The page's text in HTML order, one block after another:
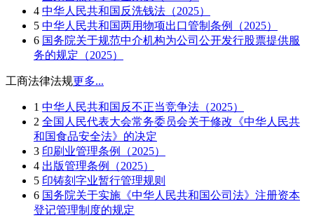
4 中华人民共和国反洗钱法（2025）
5 中华人民共和国两用物项出口管制条例（2025）
6 国务院关于规范中介机构为公司公开发行股票提供服
务的规定（2025）
工商法律法规更多...
1 中华人民共和国反不正当竞争法（2025）
2 全国人民代表大会常务委员会关于修改《中华人民共
和国食品安全法》的决定
3 印刷业管理条例（2025）
4 出版管理条例（2025）
5 印铸刻字业暂行管理规则
6 国务院关于实施《中华人民共和国公司法》注册资本
登记管理制度的规定